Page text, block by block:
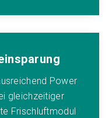
Power
gleichzeitiger
Frischluftmodul